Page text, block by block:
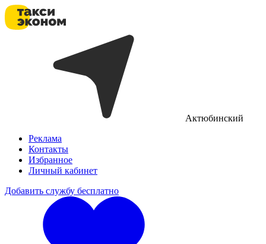
Актюбинский
Реклама
Контакты
Избранное
Личный кабинет
Добавить службу бесплатно